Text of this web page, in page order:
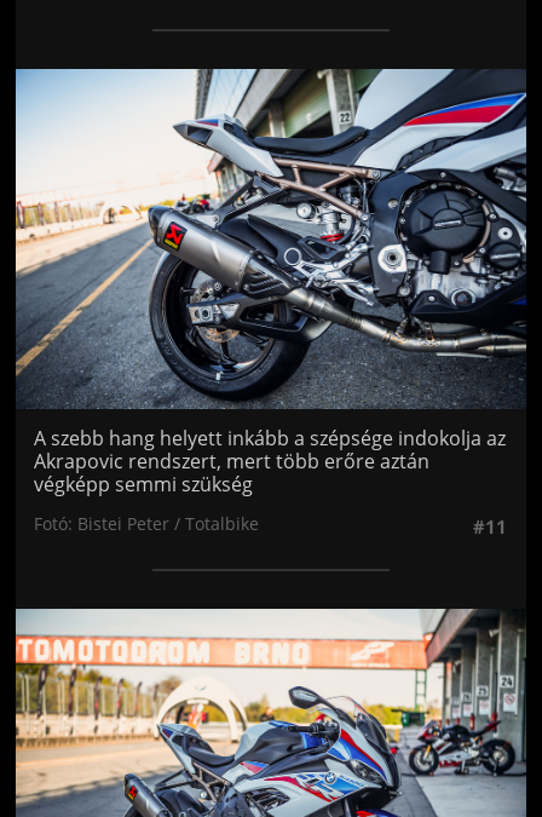
Jön még kép!
A szebb hang helyett inkább a szépsége indokolja az
Akrapovic rendszert, mert több erőre aztán
végképp semmi szükség
Fotó: Bistei Peter / Totalbike #11
Jön még kép!